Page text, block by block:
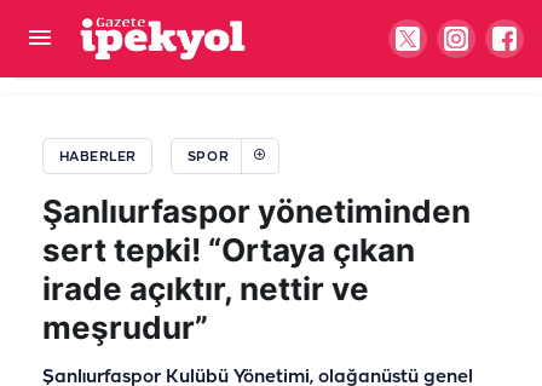
HABERLER SPOR
Şanlıurfaspor yönetiminden
sert tepki! “Ortaya çıkan
irade açıktır, nettir ve
meşrudur”
Şanlıurfaspor Kulübü Yönetimi, olağanüstü genel
Şanlıurfaspor gücüne güç katıyor! Bir transfer